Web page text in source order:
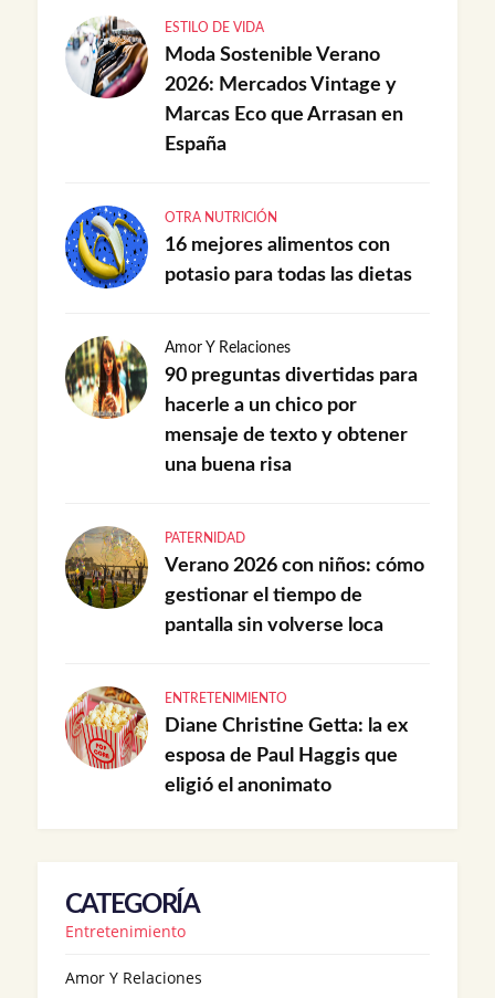
ESTILO DE VIDA
Moda Sostenible Verano
2026: Mercados Vintage y
Marcas Eco que Arrasan en
España
OTRA NUTRICIÓN
16 mejores alimentos con
potasio para todas las dietas
Amor Y Relaciones
90 preguntas divertidas para
hacerle a un chico por
mensaje de texto y obtener
una buena risa
PATERNIDAD
Verano 2026 con niños: cómo
gestionar el tiempo de
pantalla sin volverse loca
ENTRETENIMIENTO
Diane Christine Getta: la ex
esposa de Paul Haggis que
eligió el anonimato
CATEGORÍA
Entretenimiento
Amor Y Relaciones